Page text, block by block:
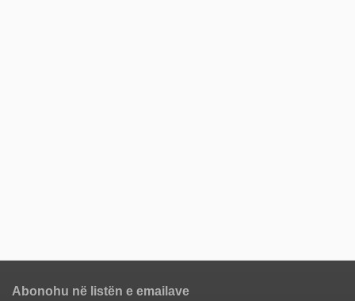
Abonohu në listën e emailave